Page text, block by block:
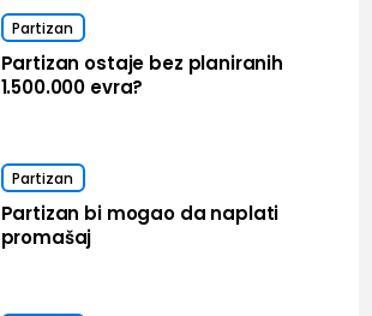
Partizan
Partizan ostaje bez planiranih
1.500.000 evra?
Partizan
Partizan bi mogao da naplati
promašaj